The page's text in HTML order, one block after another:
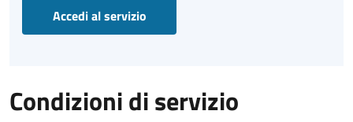
Accedi al servizio
Condizioni di servizio